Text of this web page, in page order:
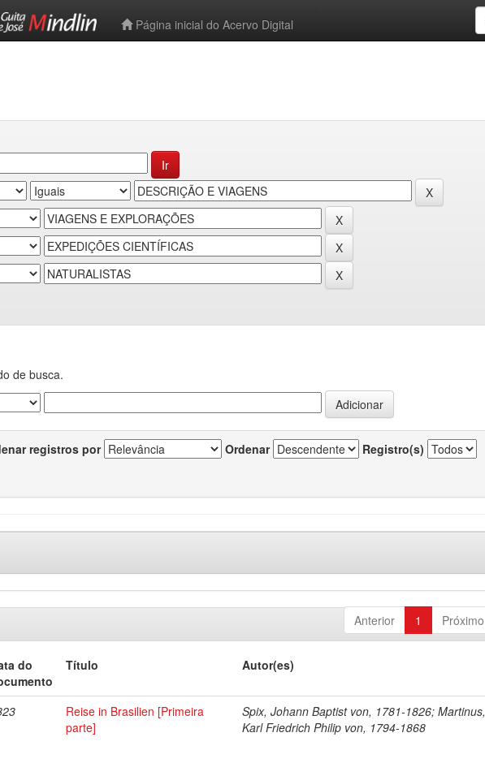
Página inicial do Acervo Digital
de busca.
registros por Ordenar Registro(s)
Anterior 1 Próximo
do
Título Autor(es)
Reise in Brasilien [Primeira
parte]
Spix, Johann Baptist von, 1781-1826; Martinus,
Karl Friedrich Philip von, 1794-1868